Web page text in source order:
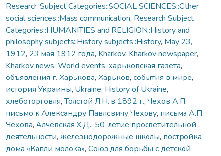
Research Subject Categories::SOCIAL SCIENCES::Other
social sciences::Mass communication, Research Subject
Categories::HUMANITIES and RELIGION::History and
philosophy subjects::History subjects::History, May 23,
1912, 23 мая 1912 года, Kharkov, Kharkov newspaper,
Kharkov news, World events, харьковская газета,
объявления г. Харькова, Харьков, события в мире,
история Украины, Ukraine, History of Ukraine,
хлеботорговля,Толстой Л.Н. в 1892 г., Чехов А.П.
письмо к Александру Павловичу Чехову, письма А.П.
Чехова, Алчевская Х.Д., 50-летие просветительной
деятельности, железнодорожные школы, постройка
дома «Капли молока», Союз для борьбы с детской